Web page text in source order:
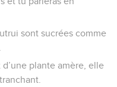
sont sucrées comme
plante amère, elle